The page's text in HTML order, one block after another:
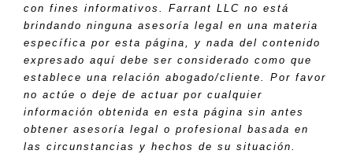
con fines informativos. Farrant LLC no está
brindando ninguna asesoría legal en una materia
específica por esta página, y nada del contenido
expresado aquí debe ser considerado como que
establece una relación abogado/cliente. Por favor
no actúe o deje de actuar por cualquier
información obtenida en esta página sin antes
obtener asesoría legal o profesional basada en
las circunstancias y hechos de su situación.